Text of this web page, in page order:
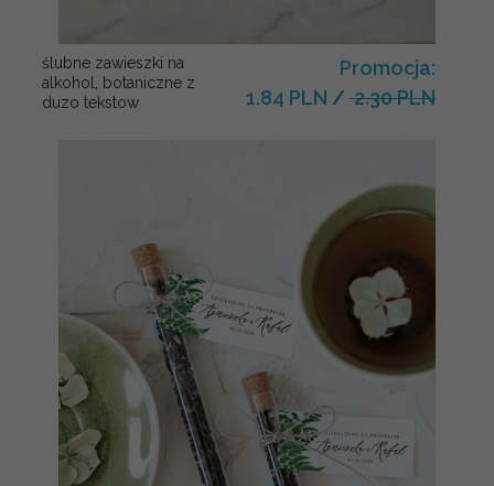
ślubne zawieszki na
alkohol, botaniczne z
duzo tekstow
Promocja:
1.84 PLN / 2.30 PLN